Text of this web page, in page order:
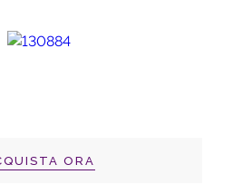
ORA